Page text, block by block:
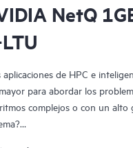
NetQ
aplicaciones de HPC e
para abordar los
complejos o con un alto